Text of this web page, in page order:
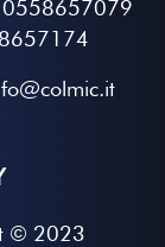
0558657079
© 2023